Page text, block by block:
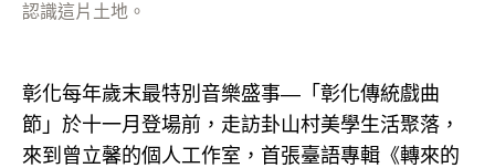
認識這片土地。
彰化每年歲末最特別音樂盛事—「彰化傳統戲曲
節」於十一月登場前，走訪卦山村美學生活聚落，
來到曾立馨的個人工作室，首張臺語專輯《轉來的